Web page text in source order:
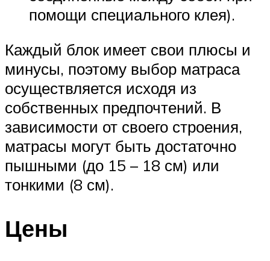
помощи специального клея).
Каждый блок имеет свои плюсы и
минусы, поэтому выбор матраса
осуществляется исходя из
собственных предпочтений. В
зависимости от своего строения,
матрасы могут быть достаточно
пышными (до 15 – 18 см) или
тонкими (8 см).
Цены